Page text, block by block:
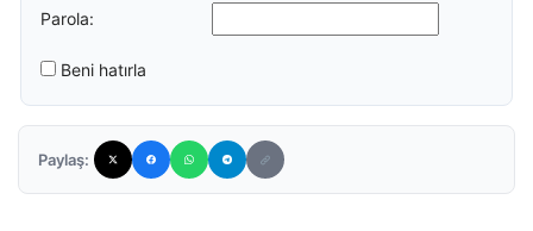
Parola:
Beni hatırla
Paylaş: